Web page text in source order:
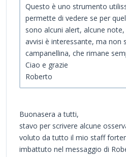
Questo è uno strumento
permette di vedere se per
sono alcuni alert, alcune
avvisi è interessante, ma non
campanellina, che rimane
Ciao e grazie
Roberto
Buonasera a tutti,
stavo per scrivere alcune
voluto da tutto il mio staff
imbattuto nel messaggio di